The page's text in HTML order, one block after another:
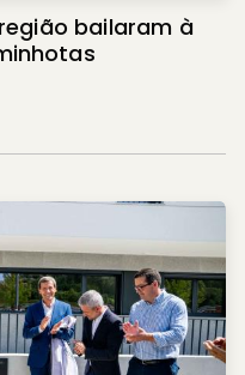
bailaram à
minhotas